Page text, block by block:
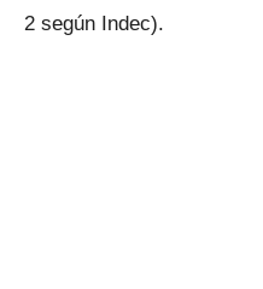
2 según Indec).